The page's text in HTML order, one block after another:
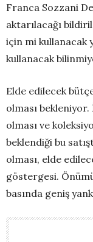
Franca Sozzani
aktarılacağı
için mi kullanacak
kullanacak
Elde edilecek
olması
olması ve
beklendiği bu
olması, elde
göstergesi.
basında geniş